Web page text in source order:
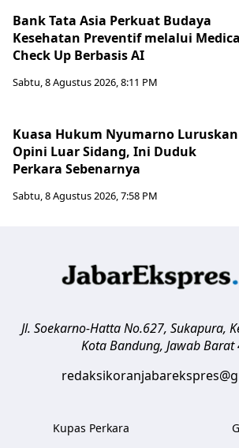
Bank Tata Asia Perkuat Budaya
Kesehatan Preventif melalui
Check Up Berbasis AI
Sabtu, 8 Agustus 2026, 8:11 PM
Kuasa Hukum Nyumarno Luruskan
Opini Luar Sidang, Ini Duduk
Perkara Sebenarnya ​
Sabtu, 8 Agustus 2026, 7:58 PM
Jl. Soekarno-Hatta No.627, Sukapura,
Kota Bandung, Jawab Barat
Kupas Perkara